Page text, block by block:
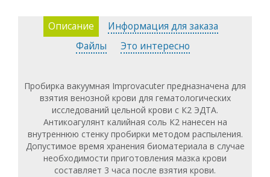
Описание
Информация для заказа
Файлы
Это интересно
Пробирка вакуумная Improvacuter предназначена для
взятия венозной крови для гематологических
исследований цельной крови с К2 ЭДТА.
Антикоагулянт калийная соль К2 нанесен на
внутреннюю стенку пробирки методом распыления.
Допустимое время хранения биоматериала в случае
необходимости приготовления мазка крови
составляет 3 часа после взятия крови.